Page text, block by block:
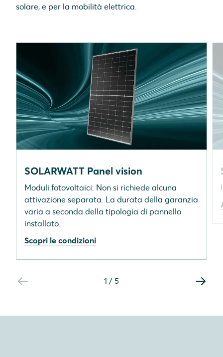
solare, e per la mobilità elettrica.
SOLARWATT Panel vision
Moduli fotovoltaici: Non si richiede alcuna
attivazione separata. La durata della garanzia
varia a seconda della tipologia di pannello
installato.
Scopri le condizioni
1 / 5